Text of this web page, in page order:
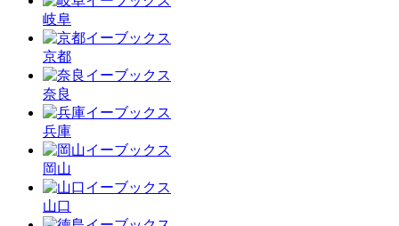
岐阜
京都
奈良
兵庫
岡山
山口